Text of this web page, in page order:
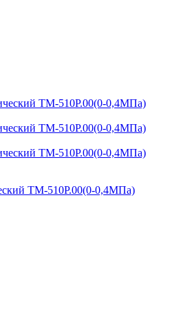
ТМ-510Р.00(0-0,4МПа)